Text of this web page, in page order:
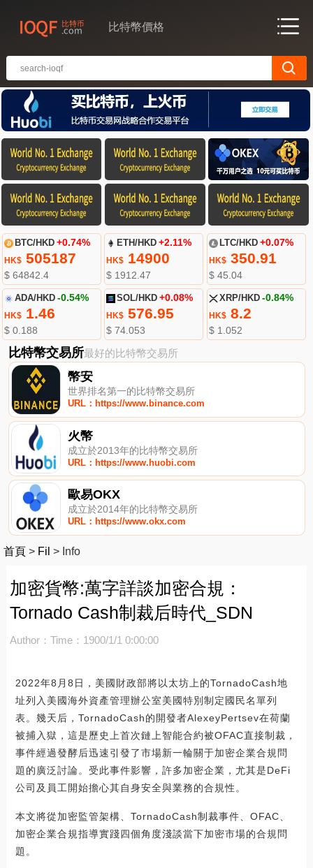
比特幣價格
BTC/HKD +0.74%
HK$505187
$ 64842.4
ETH/HKD +2.11%
HK$ 14900
$ 1912.47
LTC/HKD +0.07%
HK$350.91
$ 45.04
ADA/HKD -0.54%
HK$1.46
$ 0.188
SOL/HKD +0.08%
HK$ 576.95
$ 74.053
XRP/HKD -0.84%
HK$8.2
$ 1.052
比特幣交易所最好的比特幣交易所
幣安
世界排名第一的比特幣交易所
URL：https://www.binance.com
火幣
成立於2013年的比特幣交易所
URL：https://www.huobi.com
歐易OKX
成立於2014年的比特幣交易所
URL：https://www.okx.com
首頁 > Fil > Info
加密貨幣:萬字詳談加密合規：
Tornado Cash制裁后時代_SDN
Author： Time：1900/1/1 0:00:00
2022年8月8日，美國財政部將以太坊上的TornadoCash地
址列入美國海外資產管理辦公室美國特別制定國民名單列
表。幾天后，TornadoCash的開發者AlexeyPertsev在荷蘭
被捕入獄，這是歷史上首次鏈上智能合約被OFAC直接制裁，
事件經過發酵后迅速引發了市場新一輪關于加密企業合規問
題的廣泛討論。受此事件影響，許多加密企業，尤其是DeFi
公司及員工開始擔心其自身安全與業務的合規性。
本文將從加密監管架構、TornadoCash制裁事件、OFAC、
加密企業合規指導實踐四個角度淺談當下加密市場的合規問
題。